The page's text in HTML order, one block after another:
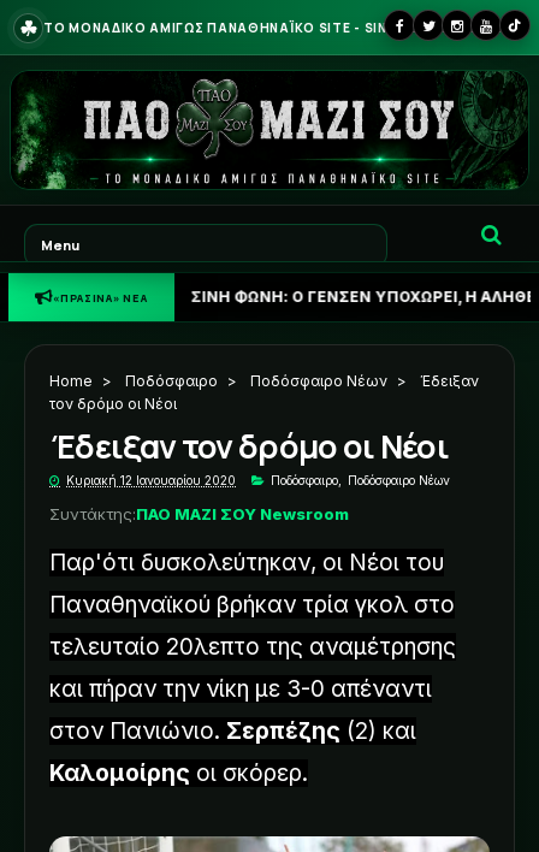
☘ ΤΟ ΜΟΝΑΔΙΚΟ ΑΜΙΓΩΣ ΠΑΝΑΘΗΝΑΪΚΟ SITE - SINCE 2013
«ΠΡΑΣΙΝΑ» ΝΕΑ
☘ ΠΡΑΣΙΝΗ ΦΩΝΗ: Ο ΓΕΝΣΕΝ ΥΠΟΧΩΡΕΙ, Η ΑΛΗΘΕΙΑ ΓΙΑ
Home > Ποδόσφαιρο > Ποδόσφαιρο Νέων >
Έδειξαν
τον δρόμο οι Νέοι
Έδειξαν τον δρόμο οι Νέοι
Κυριακή 12 Ιανουαρίου 2020 Ποδόσφαιρο Ποδόσφαιρο Νέων
Συντάκτης:ΠΑΟ ΜΑΖΙ ΣΟΥ Newsroom
Παρ'ότι δυσκολεύτηκαν, οι Νέοι του
Παναθηναϊκού βρήκαν τρία γκολ στο
τελευταίο 20λεπτο της αναμέτρησης
και πήραν την νίκη με 3-0 απέναντι
στον Πανιώνιο. Σερπέζης (2) και
Καλομοίρης οι σκόρερ.